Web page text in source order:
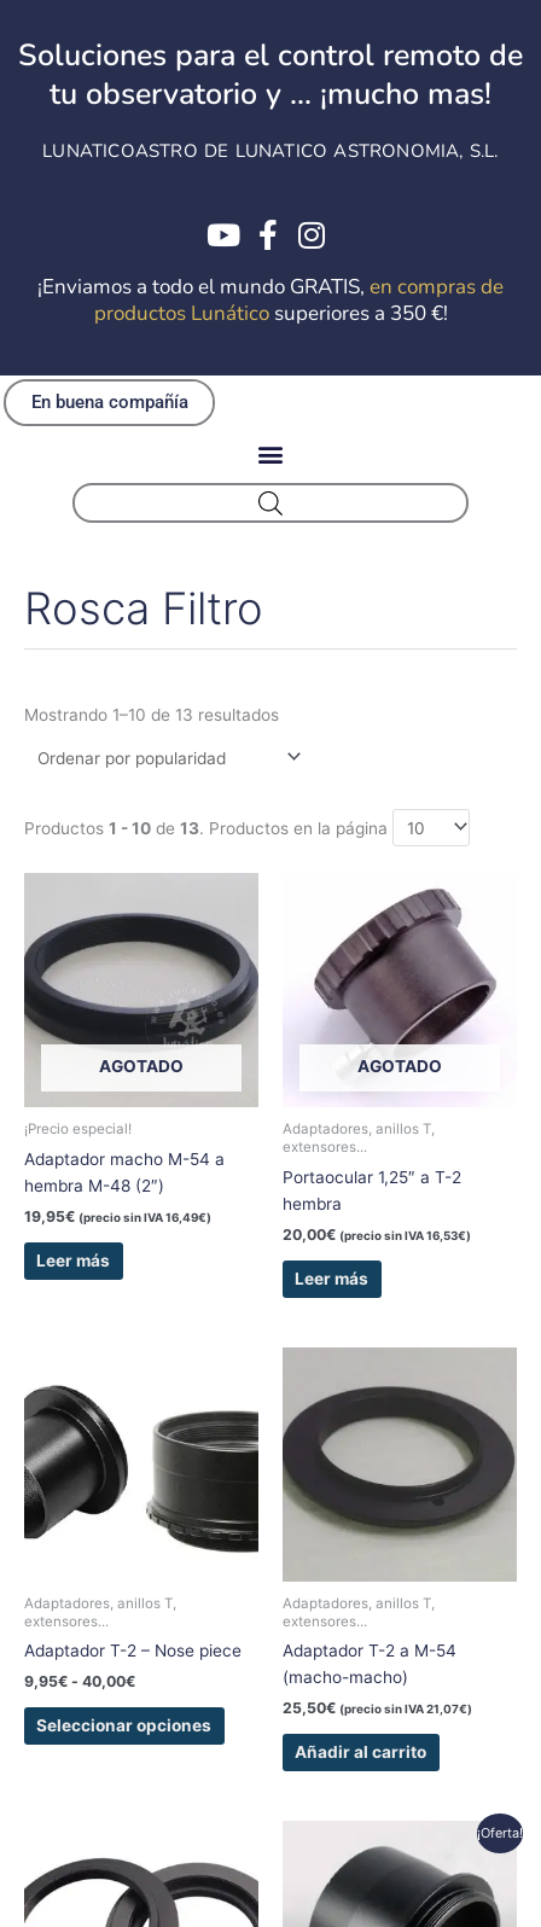
contenido
Soluciones para el control remoto de
tu observatorio y ... ¡mucho mas!
LUNATICOASTRO DE LUNATICO ASTRONOMIA, S.L.
¡Enviamos a todo el mundo GRATIS, en compras de
productos Lunáticosuperiores a 350 €!
En buena compañía
Rosca Filtro
Mostrando 1–10 de 13 resultados
Productos 1 - 10 de 13. Productos en la página
AGOTADO
¡Precio especial!
Adaptador macho M-54 a
hembra M-48 (2″)
19,95€ (precio sin IVA16,49€)
Leer más
AGOTADO
Adaptadores, anillos T,
extensores...
Portaocular 1,25″ a T-2
hembra
20,00€ (precio sin IVA16,53€)
Leer más
Adaptadores, anillos T,
extensores...
Adaptador T-2 – Nose piece
9,95€ - 40,00€
desde
9,95€
40,00€
Seleccionar opciones
tiene
múltiples
variantes.
opciones
se
la
de
producto
Adaptadores, anillos T,
extensores...
Adaptador T-2 a M-54
(macho-macho)
25,50€ (precio sin IVA21,07€)
Añadir al carrito
¡Oferta!
precio
original
28,00€.
precio
actual
24,50€.